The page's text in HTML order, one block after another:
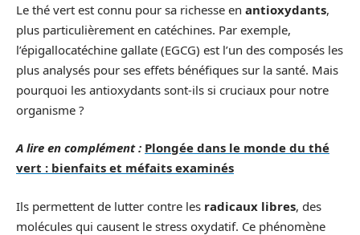
Le thé vert est connu pour sa richesse en antioxydants,
plus particulièrement en catéchines. Par exemple,
l’épigallocatéchine gallate (EGCG) est l’un des composés les
plus analysés pour ses effets bénéfiques sur la santé. Mais
pourquoi les antioxydants sont-ils si cruciaux pour notre
organisme ?
A lire en complément : Plongée dans le monde du thé
vert : bienfaits et méfaits examinés
Ils permettent de lutter contre les radicaux libres, des
molécules qui causent le stress oxydatif. Ce phénomène